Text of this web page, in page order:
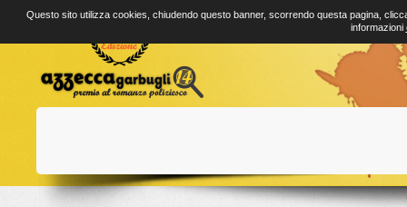
Questo sito utilizza cookies, chiudendo questo banner, scorrendo questa pagina,
informazioni